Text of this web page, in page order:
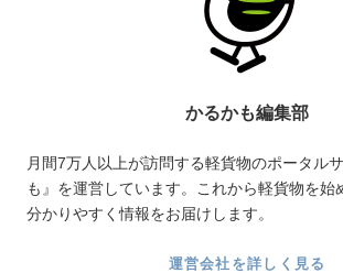
かるかも編集部
月間7万人以上が訪問する軽貨物のポータル
も』を運営しています。これから軽貨物を始
分かりやすく情報をお届けします。
運営会社を詳しく見る